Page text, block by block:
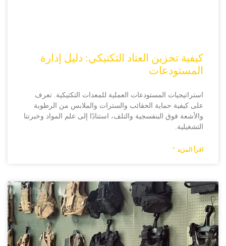
كيفية تخزين العتاد التكتيكي: دليل إدارة
المستودعات
استراتيجيات المستودعات العملية للمعدات التكتيكية. تعرف
على كيفية حماية الحقائب والسترات والملابس من الرطوبة
والأشعة فوق البنفسجية والتلف، استنادًا إلى علم المواد وخبرتنا
التشغيلية.
اقرأ المزيد "